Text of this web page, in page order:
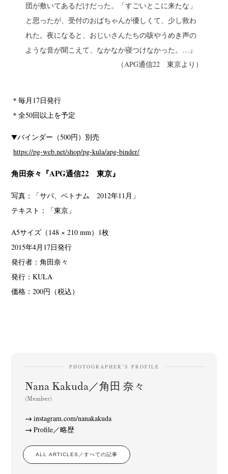
News Exhibition Members
Kazuyuki Kawaguchi (42) Keiko Sasaoka (267)
Kota Kishi (101) Mariko Takahashi
Nana Kakuda (61) Naoki Ohji (66) Naonori Oshima
(7) photographers' gallery File
Postwar and Shōwa-Era (8) Presence (2) Publication
Renchan Review (23) Rintaro Kameoka
団が敷いてあるだけだった。「すごいとこに来たな」
と思ったが、受付のおばちゃんが優しくて、少し救わ
れた。夜になると、おじいさんたちの咳やうめき声の
ような音が聞こえて、なかなか寝つけなかった。…』
（APG通信22 東京より）
＊毎月17日発行
＊全50回以上を予定
▼バインダー（500円）別売
https://pg-web.net/shop/pg-kula/apg-binder/
角田奈々『APG通信22 東京』
写真：「サパ、ベトナム 2012年11月」
テキスト：「東京」
A5サイズ（148 × 210 mm）1枚
2015年4月17日発行
発行者：角田奈々
発行：KULA
価格：200円（税込）
PHOTOGRAPHER’S PROFILE
Nana Kakuda／角田 奈々
(Member)
instagram.com/nanakakuda
Profile／略歴
ALL ARTICLES／すべての記事